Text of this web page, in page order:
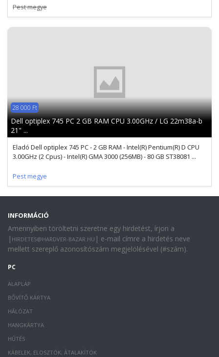
Pest megye
28 000 Ft
Dell optiplex 745 PC 2 GB RAM CPU 3.00GHz / LG 22m38a-b
21" ...
Eladó Dell optiplex 745 PC - 2 GB RAM - Intel(R) Pentium(R) D CPU
3.00GHz (2 Cpus) - Intel(R) GMA 3000 (256MB) - 80 GB ST38081 ...
Pest megye
INFORMÁCIÓ
Amennyiben töröltetni szeretne egy hirdetést, írjon a
| HIRDETES@HARDVER-BAZAR.HU | e-mail címre a hirdetés neve
mellett szereplő azonosítószám megjelölésével (#szám).
PC
ALAPLAP
BŐVÍTŐ KÁRTYA
HÁLÓZAT
HANGKÁRTYA
HŰTÉS
KÁBELEK, ELOSZTÓK, ÁTALAKÍTÓK